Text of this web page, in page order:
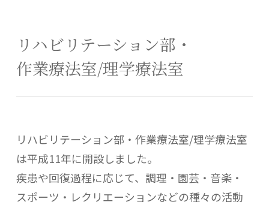
リハビリテーション部・
作業療法室/理学療法室
リハビリテーション部・作業療法室/理学療法室
は平成11年に開設しました。
疾患や回復過程に応じて、調理・園芸・音楽・
スポーツ・レクリエーションなどの種々の活動